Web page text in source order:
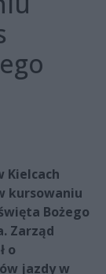
Kielcach
kursowaniu
Bożego
Zarząd
o
jazdy w